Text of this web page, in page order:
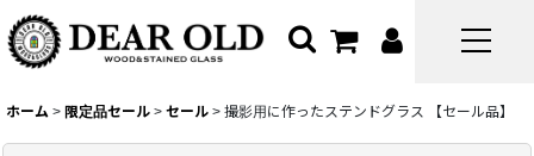
ホーム > 限定品セール > セール > 撮影用に作ったステンドグラス 【セール品】